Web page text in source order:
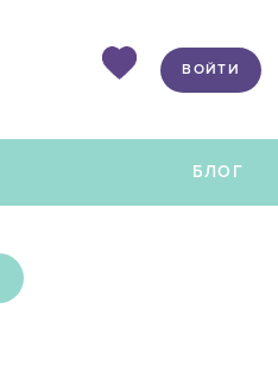
ВОЙТИ
БЛОГ